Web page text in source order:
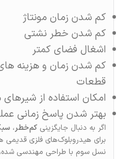
کم شدن زمان مونتاژ
کم شدن خطر نشتی
اشغال فضای کمتر
کم شدن زمان و هزینه
قطعات
امکان استفاده از
بهتر شدن پاسخ زمانی
اگر به دنبال جایگزینی کم‌خطر،
برای هیدروبلوک‌های فلزی قدیمی
نسل سوم با طراحی مهندسی‌